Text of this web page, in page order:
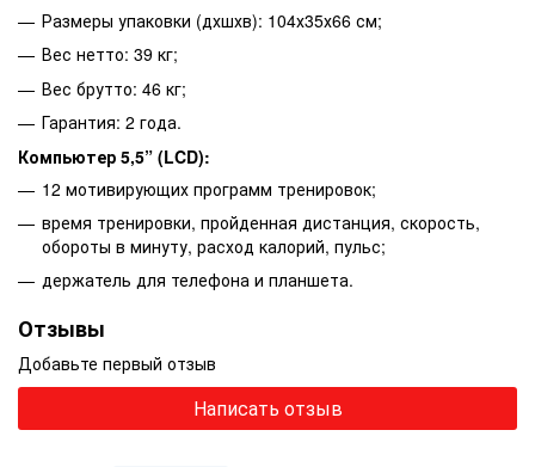
Размеры упаковки (дхшхв): 104х35х66 см;
Вес нетто: 39 кг;
Вес брутто: 46 кг;
Гарантия: 2 года.
Компьютер 5,5” (LCD):
12 мотивирующих программ тренировок;
время тренировки, пройденная дистанция, скорость,
обороты в минуту, расход калорий, пульс;
держатель для телефона и планшета.
Отзывы
Добавьте первый отзыв
Написать отзыв